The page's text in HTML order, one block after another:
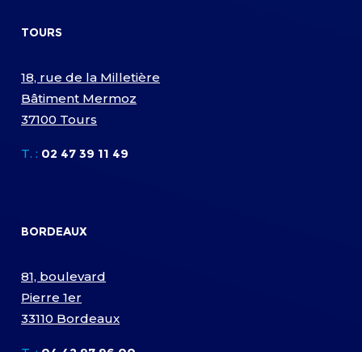
TOURS
18, rue de la Milletière
Bâtiment Mermoz
37100 Tours
T. : 02 47 39 11 49
BORDEAUX
81, boulevard
Pierre 1er
33110 Bordeaux